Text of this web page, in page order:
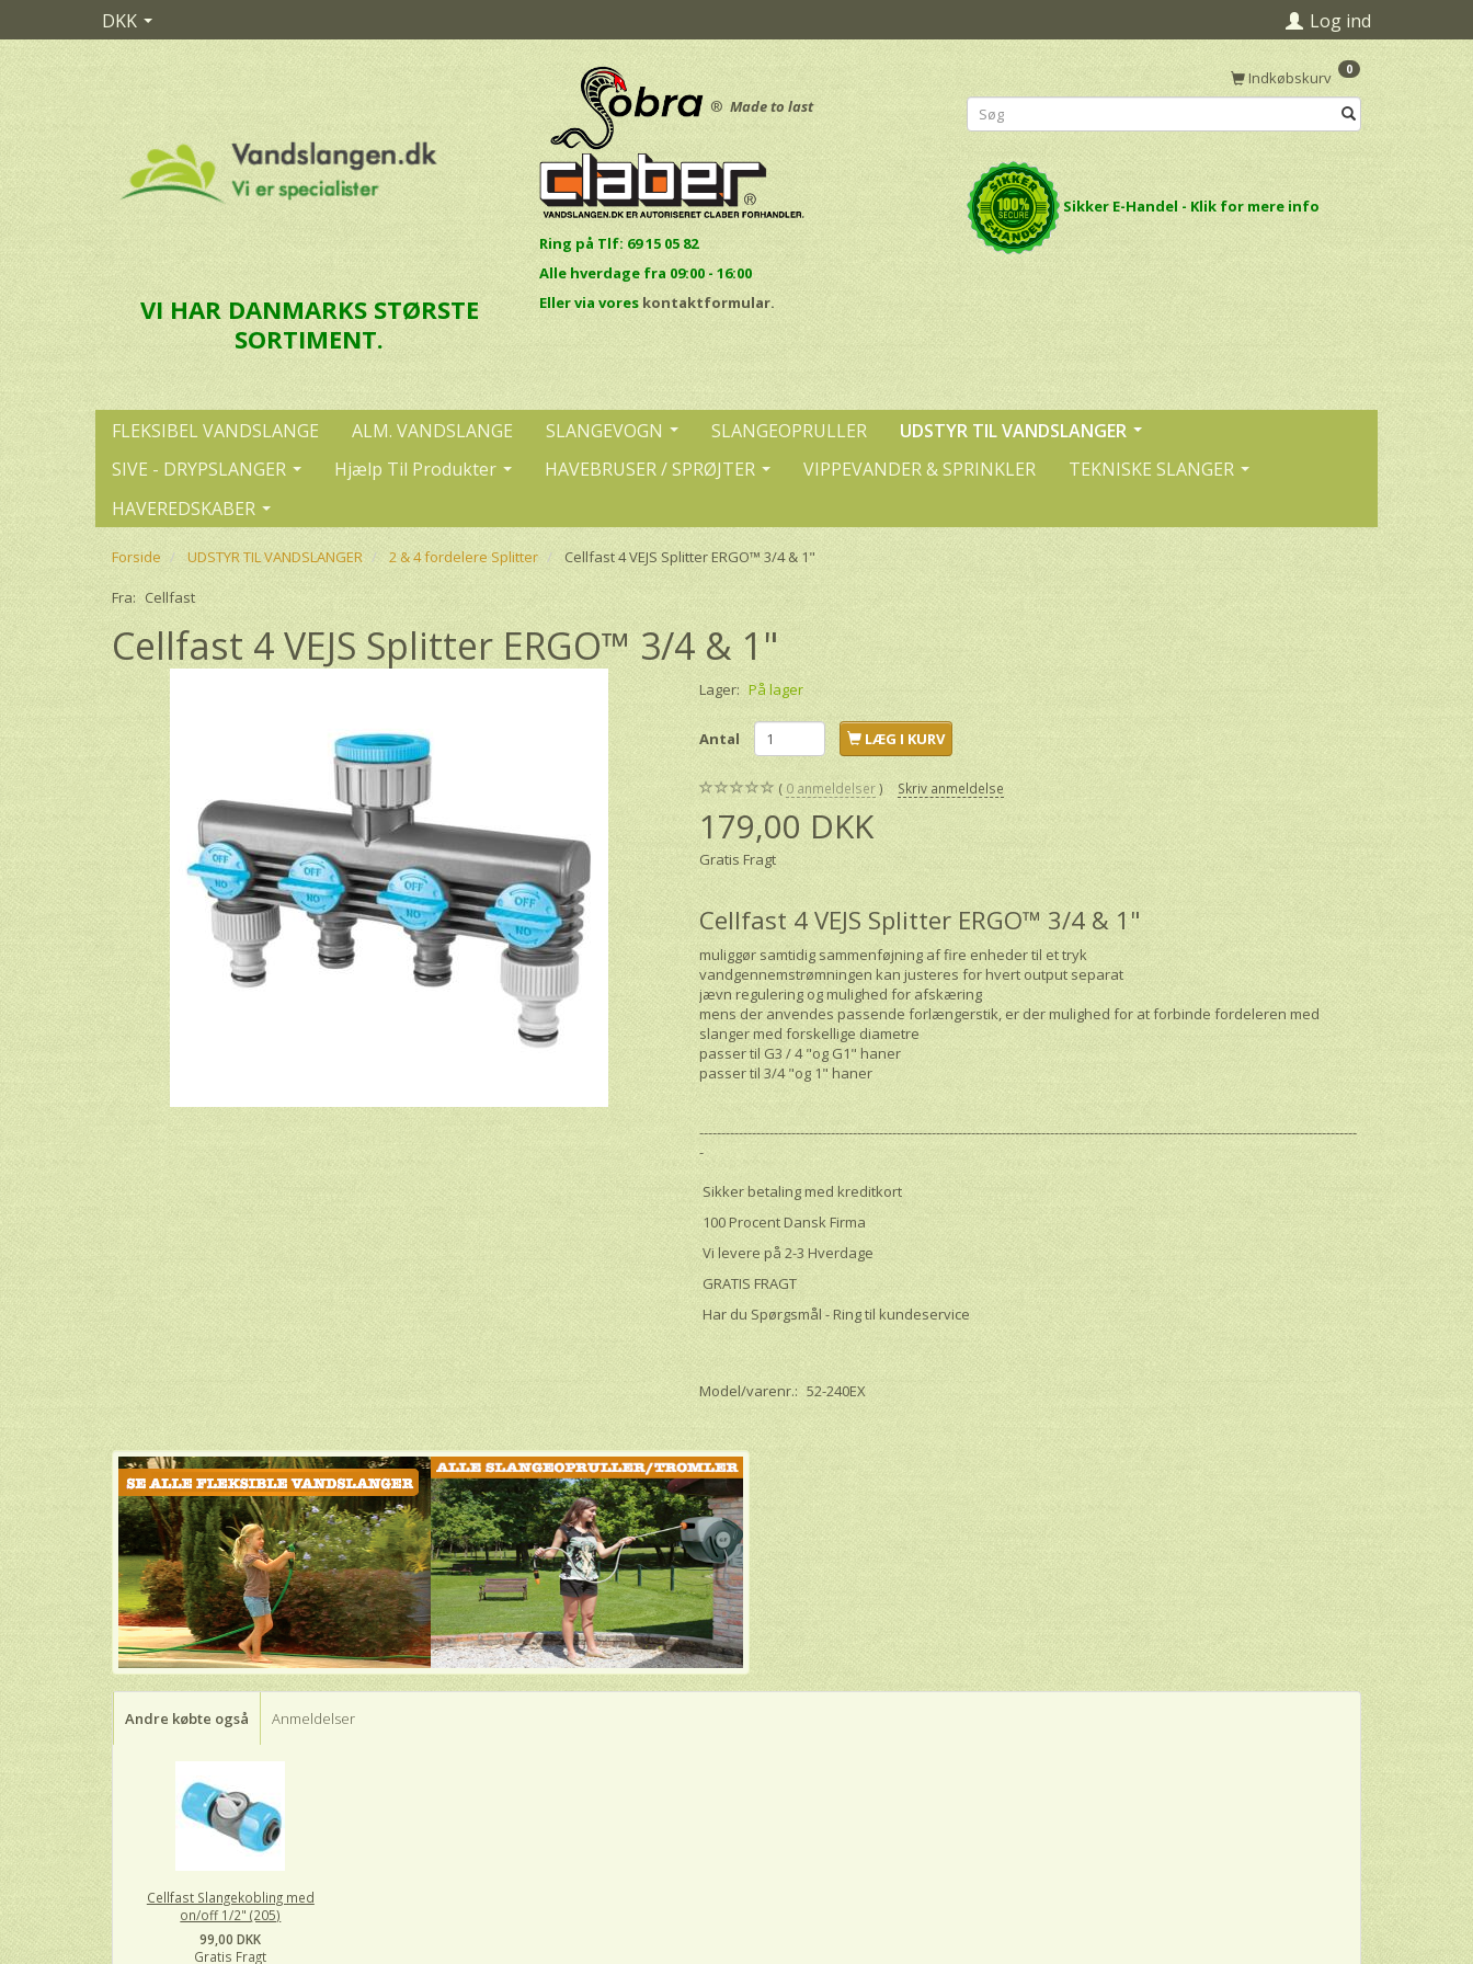
DKK Log ind
VI HAR DANMARKS STØRSTE
SORTIMENT.
® Made to last
Ring på Tlf: 69 15 05 82
Alle hverdage fra 09:00 - 16:00
Eller via vores kontaktformular.
Indkøbskurv 0
Sikker E-Handel - Klik for mere info
FLEKSIBEL VANDSLANGE ALM. VANDSLANGE SLANGEVOGN SLANGEOPRULLER
UDSTYR TIL VANDSLANGER
SIVE - DRYPSLANGER
Hjælp Til Produkter HAVEBRUSER / SPRØJTER VIPPEVANDER & SPRINKLER
TEKNISKE SLANGER
HAVEREDSKABER
Forside UDSTYR TIL VANDSLANGER 2 & 4 fordelere Splitter Cellfast 4 VEJS Splitter ERGO™ 3/4 & 1"
Fra: Cellfast
Cellfast 4 VEJS Splitter ERGO™ 3/4 & 1"
Lager: På lager
Antal LÆG I KURV
0 anmeldelser Skriv anmeldelse
179,00 DKK
Gratis Fragt
Cellfast 4 VEJS Splitter ERGO™ 3/4 & 1"
muliggør samtidig sammenføjning af fire enheder til et tryk
vandgennemstrømningen kan justeres for hvert output separat
jævn regulering og mulighed for afskæring
mens der anvendes passende forlængerstik, er der mulighed for at forbinde fordeleren med
slanger med forskellige diametre
passer til G3 / 4 "og G1" haner
passer til 3/4 "og 1" haner
------------------------------------------------------------------------------------------------------------------------------------------------------
-
Sikker betaling med kreditkort
100 Procent Dansk Firma
Vi levere på 2-3 Hverdage
GRATIS FRAGT
Har du Spørgsmål - Ring til kundeservice
Model/varenr.: 52-240EX
Andre købte også Anmeldelser
Cellfast Slangekobling med
on/off 1/2" (205)
99,00 DKK
Gratis Fragt